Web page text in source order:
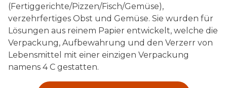
(Fertiggerichte/Pizzen/Fisch/Gemüse),
verzehrfertiges Obst und Gemüse. Sie wurden für
Lösungen aus reinem Papier entwickelt, welche die
Verpackung, Aufbewahrung und den Verzerr von
Lebensmittel mit einer einzigen Verpackung
namens 4 C gestatten.